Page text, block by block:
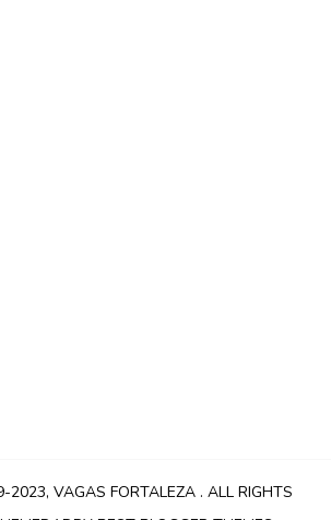
2023, VAGAS FORTALEZA . ALL RIGHTS